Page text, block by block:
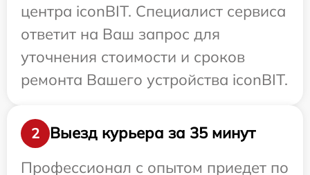
центра iconBIT. Специалист сервиса
ответит на Ваш запрос для
уточнения стоимости и сроков
ремонта Вашего устройства iconBIT.
2
Выезд курьера за 35 минут
Профессионал с опытом приедет по